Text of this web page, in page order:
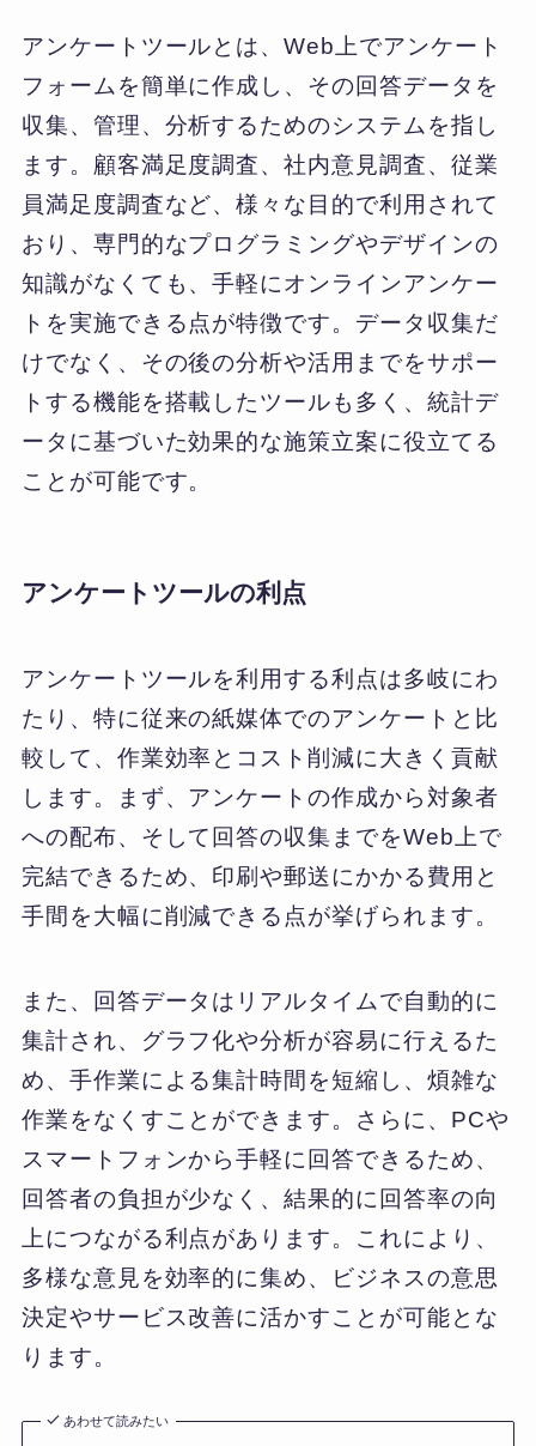
アンケートツールとは、Web上でアンケート
フォームを簡単に作成し、その回答データを
収集、管理、分析するためのシステムを指し
ます。顧客満足度調査、社内意見調査、従業
員満足度調査など、様々な目的で利用されて
おり、専門的なプログラミングやデザインの
知識がなくても、手軽にオンラインアンケー
トを実施できる点が特徴です。データ収集だ
けでなく、その後の分析や活用までをサポー
トする機能を搭載したツールも多く、統計デ
ータに基づいた効果的な施策立案に役立てる
ことが可能です。
アンケートツールの利点
アンケートツールを利用する利点は多岐にわ
たり、特に従来の紙媒体でのアンケートと比
較して、作業効率とコスト削減に大きく貢献
します。まず、アンケートの作成から対象者
への配布、そして回答の収集までをWeb上で
完結できるため、印刷や郵送にかかる費用と
手間を大幅に削減できる点が挙げられます。
また、回答データはリアルタイムで自動的に
集計され、グラフ化や分析が容易に行えるた
め、手作業による集計時間を短縮し、煩雑な
作業をなくすことができます。さらに、PCや
スマートフォンから手軽に回答できるため、
回答者の負担が少なく、結果的に回答率の向
上につながる利点があります。これにより、
多様な意見を効率的に集め、ビジネスの意思
決定やサービス改善に活かすことが可能とな
ります。
あわせて読みたい